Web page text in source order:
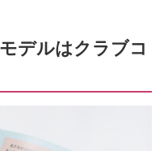
デルはクラブコ